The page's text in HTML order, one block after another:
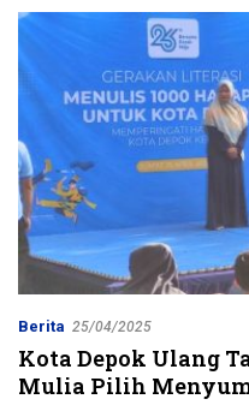
Berita 25/04/2025
Kota Depok Ulang
Mulia Pilih